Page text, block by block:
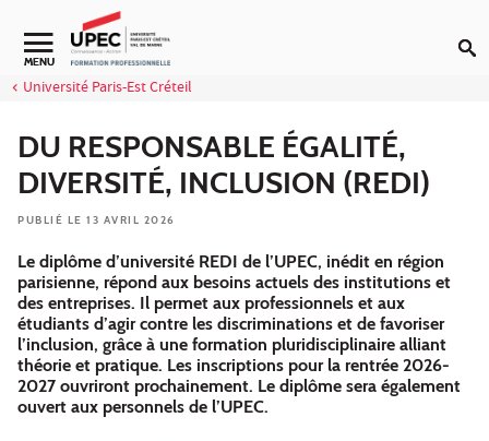
Aller au contenu
Navigation secondaire
MENU
Université Paris-Est Créteil
DU RESPONSABLE ÉGALITÉ,
DIVERSITÉ, INCLUSION (REDI)
PUBLIÉ LE 13 AVRIL 2026
Le diplôme d’université REDI de l’UPEC, inédit en région
parisienne, répond aux besoins actuels des institutions et
des entreprises. Il permet aux professionnels et aux
étudiants d’agir contre les discriminations et de favoriser
l’inclusion, grâce à une formation pluridisciplinaire alliant
théorie et pratique. Les inscriptions pour la rentrée 2026-
2027 ouvriront prochainement. Le diplôme sera également
ouvert aux personnels de l’UPEC.